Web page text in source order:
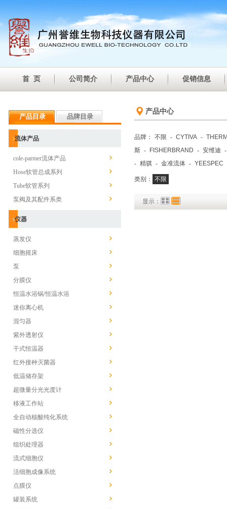
首 页 公司简介 产品中心 促销信息
产品目录 品牌目录
流体产品
cole-parmer流体产品
Hose软管总成系列
Tube软管系列
泵阀及其配件系类
仪器
蒸发仪
细胞摇床
泵
分膜仪
恒温水浴锅/恒温水浴
迷你离心机
混匀器
紫外透射仪
干式恒温器
红外接种灭菌器
低温储存架
超微量分光光度计
移液工作站
全自动核酸纯化系统
磁性分选仪
组织处理器
流式细胞仪
活细胞成像系统
点膜仪
罐装系统
产品中心
品牌： 不限 - CYTIVA -
斯 - FISHERBRAND - 安维迪
- 精骐 - 金准流体 - YEESPEC
类别： 不限
显示：